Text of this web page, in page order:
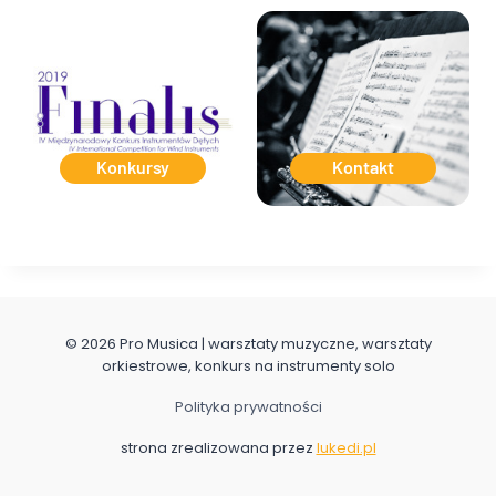
Konkursy Kontakt
© 2026 Pro Musica | warsztaty muzyczne, warsztaty
orkiestrowe, konkurs na instrumenty solo
Polityka prywatności
strona zrealizowana przez lukedi.pl